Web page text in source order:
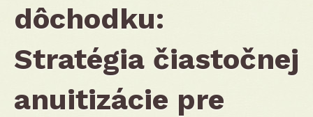
dôchodku:
Stratégia čiastočnej
anuitizácie pre